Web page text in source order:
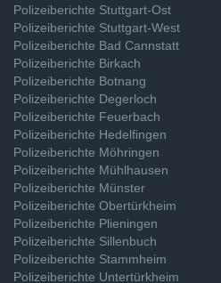
Polizeiberichte Stuttgart-Ost
Polizeiberichte Stuttgart-West
Polizeiberichte Bad Cannstatt
Polizeiberichte Birkach
Polizeiberichte Botnang
Polizeiberichte Degerloch
Polizeiberichte Feuerbach
Polizeiberichte Hedelfingen
Polizeiberichte Möhringen
Polizeiberichte Mühlhausen
Polizeiberichte Münster
Polizeiberichte Obertürkheim
Polizeiberichte Plieningen
Polizeiberichte Sillenbuch
Polizeiberichte Stammheim
Polizeiberichte Untertürkheim